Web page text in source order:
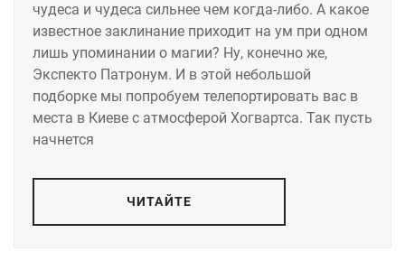
чудеса и чудеса сильнее чем когда-либо. А какое
известное заклинание приходит на ум при одном
лишь упоминании о магии? Ну, конечно же,
Экспекто Патронум. И в этой небольшой
подборке мы попробуем телепортировать вас в
места в Киеве с атмосферой Хогвартса. Так пусть
начнется
ЧИТАЙТЕ